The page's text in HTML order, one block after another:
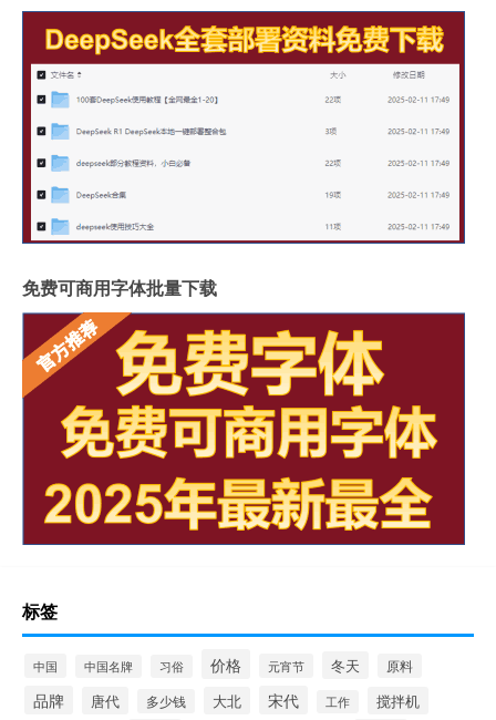
免费可商用字体批量下载
标签
中国 中国名牌 习俗 价格 元宵节 冬天 原料
品牌 唐代 多少钱 大北 宋代 工作 搅拌机